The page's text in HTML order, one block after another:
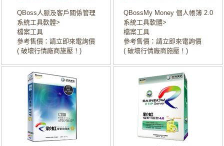
QBoss人脈及客戶關係管理
系統工具軟體>
檔案工具
參考售價：請立即來電詢價
( 破壞行情廠商施壓！)
QBossMy Money 個人帳簿 2.0
系統工具軟體>
檔案工具
參考售價：請立即來電詢價
( 破壞行情廠商施壓！)